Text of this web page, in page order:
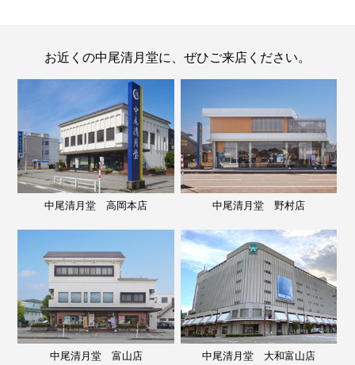
お近くの中尾清月堂に、ぜひご来店ください。
中尾清月堂 高岡本店 中尾清月堂 野村店
中尾清月堂 富山店 中尾清月堂 大和富山店